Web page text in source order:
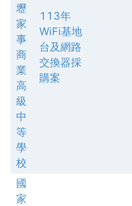
壢
家
事
商
業
高
級
中
等
學
校
113年
WiFi基地
台及網路
交換器採
購案
國
家